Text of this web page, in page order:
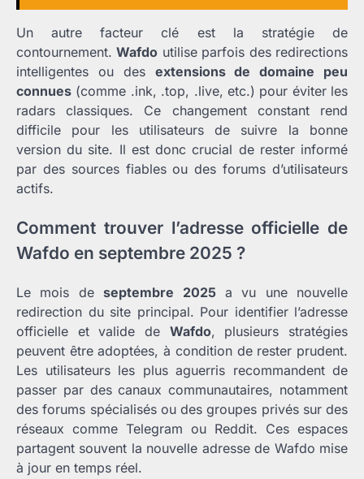
Un autre facteur clé est la stratégie de
contournement.Wafdo utilise parfois des redirections
intelligentes ou des extensions de domaine peu
connues (comme .ink, .top, .live, etc.) pour éviter les
radars classiques. Ce changement constant rend
difficile pour les utilisateurs de suivre la bonne
version du site. Il est donc crucial de rester informé
par des sources fiables ou des forums d’utilisateurs
actifs.
Comment trouver l’adresse officielle de
Wafdo en septembre 2025 ?
Le mois deseptembre 2025a vu une nouvelle
redirection du site principal. Pour identifier l’adresse
officielle et valide de Wafdo, plusieurs stratégies
peuvent être adoptées, à condition de rester prudent.
Les utilisateurs les plus aguerris recommandent de
passer par des canaux communautaires, notamment
des forums spécialisés ou des groupes privés sur des
réseaux comme Telegram ou Reddit. Ces espaces
partagent souvent la nouvelle adresse de Wafdo mise
à jour en temps réel.